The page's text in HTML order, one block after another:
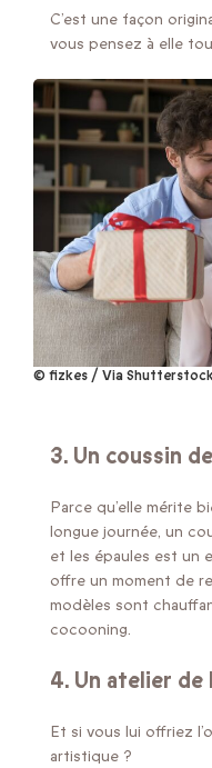
C’est une façon
vous pensez à elle
© fizkes / Via
3. Un coussin
Parce qu’elle mérite
longue journée, un
et les épaules est un
offre un moment de
modèles sont
cocooning.
4. Un atelier
Et si vous lui offriez
artistique ?